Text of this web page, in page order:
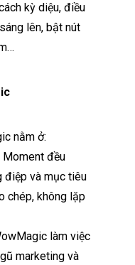
kỳ diệu, điều
lên, bật nút
nằm ở:
đều
và mục tiêu
chép, không lặp
làm việc
marketing và